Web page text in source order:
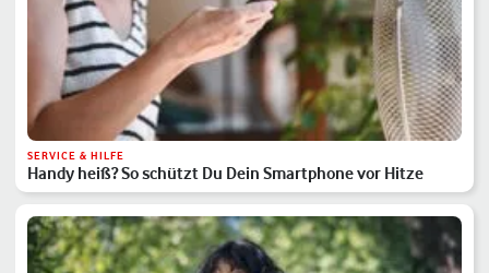
SERVICE & HILFE
Handy heiß? So schützt Du Dein Smartphone vor Hitze